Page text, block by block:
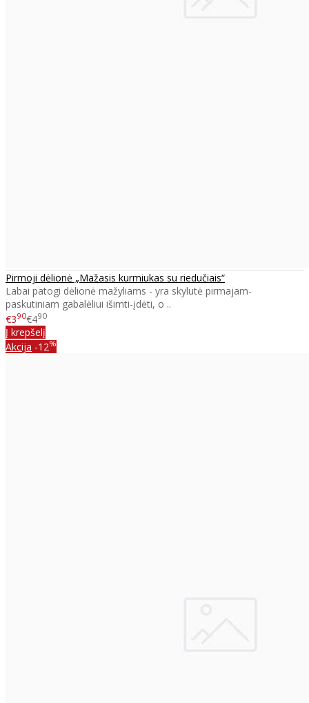
Pirmoji dėlionė „Mažasis kurmiukas su riedučiais“
Labai patogi dėlionė mažyliams - yra skylutė pirmajam-
paskutiniam gabalėliui išimti-įdėti, o ..
€390€490
Į krepšelį
Akcija -12%